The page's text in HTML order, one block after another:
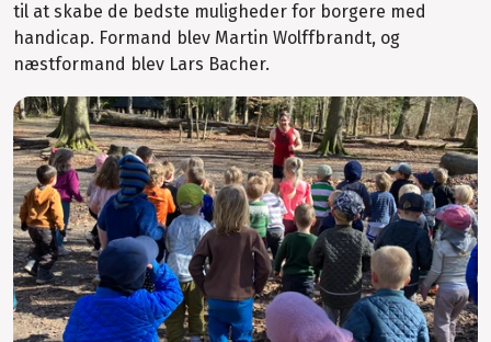
til at skabe de bedste muligheder for borgere med
handicap. Formand blev Martin Wolffbrandt, og
næstformand blev Lars Bacher.